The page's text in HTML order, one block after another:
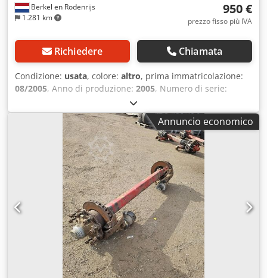
Berkel en Rodenrijs
1.281 km
950 €
prezzo fisso più IVA
Richiedere Chiamata
Condizione: usata, colore: altro, prima immatricolazione:
08/2005, Anno di produzione: 2005, Numero di serie:
044410068 Disponiamo di oltre 100 assali in magazzino.
Crjdozrugmopfx Adysf Se non trovate quello che state
cercando, non esitate a contattarci.Annuncio economico